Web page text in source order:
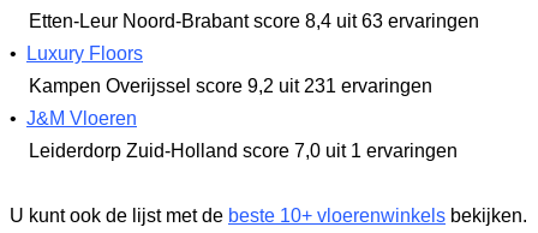
Etten-Leur Noord-Brabantscore 8,4 uit 63 ervaringen
•
Luxury Floors
Kampen Overijssel score 9,2 uit 231 ervaringen
• J&M Vloeren
Leiderdorp Zuid-Holland score 7,0 uit 1 ervaringen
U kunt ook de lijst met de beste 10+ vloerenwinkels bekijken.